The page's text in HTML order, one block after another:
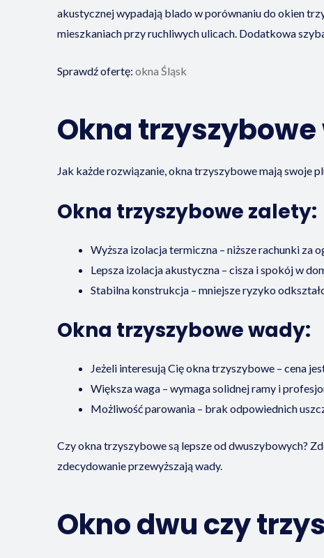
akustycznej wypadają blado w porównaniu do okien
mieszkaniach przy ruchliwych ulicach. Dodatkowa
Sprawdź ofertę: okna Śląsk
Okna
Jak każde rozwiązanie, okna trzyszybowe mają swoje
Okna trzyszybowe zalety:
Wyższa izolacja termiczna – niższe rachunki za
Lepsza izolacja akustyczna – cisza i spokój w
Stabilna konstrukcja – mniejsze ryzyko
Okna trzyszybowe wady:
Jeżeli interesują Cię okna trzyszybowe – cena
Większa waga – wymaga solidnej ramy i
Możliwość parowania – brak odpowiednich
Czy okna trzyszybowe są lepsze od dwuszybowych?
zdecydowanie przewyższają wady.
Okno dwu czy